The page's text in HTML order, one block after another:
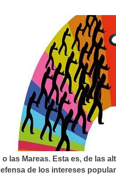
las Mareas. Esta es, de las
de los intereses